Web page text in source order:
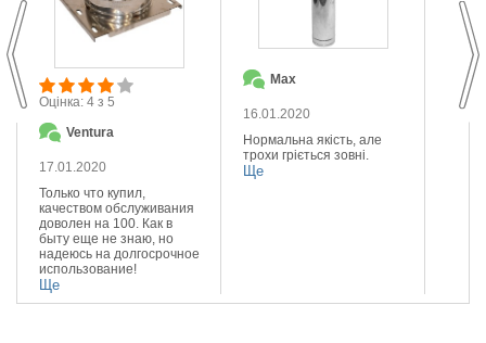
Max
16.01.2020
Нормальна якість, але
трохи гріється зовні.
Ще
Оцінка: 4 з 5
Ventura
17.01.2020
Только что купил,
качеством обслуживания
доволен на 100. Как в
быту еще не знаю, но
надеюсь на долгосрочное
использование!
Ще